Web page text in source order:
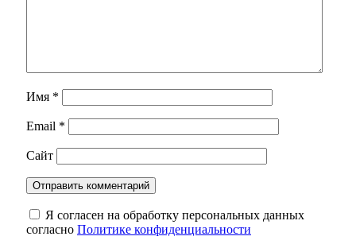
Имя *
Email *
Сайт
Я согласен на обработку персональных данных
согласно Политике конфиденциальности